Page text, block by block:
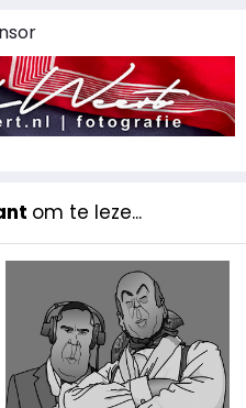
om te leze...